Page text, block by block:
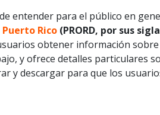
entender para el público en
Rico (PRORD, por sus
obtener información sobre
y ofrece detalles particulares
y descargar para que los